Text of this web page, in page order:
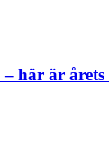
här är